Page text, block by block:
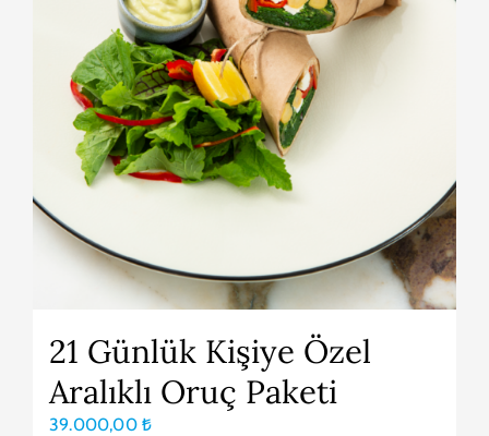
21 Günlük Kişiye Özel
Aralıklı Oruç Paketi
39.000,00 ₺